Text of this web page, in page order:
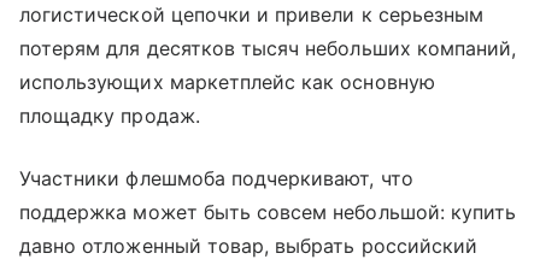
логистической цепочки и привели к серьезным
потерям для десятков тысяч небольших компаний,
использующих маркетплейс как основную
площадку продаж.
Участники флешмоба подчеркивают, что
поддержка может быть совсем небольшой: купить
давно отложенный товар, выбрать российский